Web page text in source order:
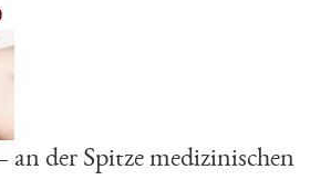
der Spitze medizinischen